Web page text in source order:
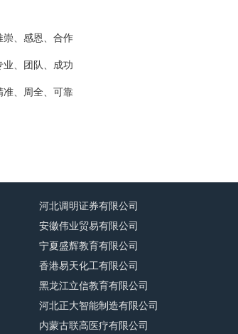
崇、感恩、合作
、团队、成功
准、周全、可靠
河北调明证券有限公司
安徽伟业贸易有限公司
宁夏盛辉教育有限公司
香港易天化工有限公司
黑龙江立信教育有限公司
河北正大智能制造有限公司
内蒙古联高医疗有限公司